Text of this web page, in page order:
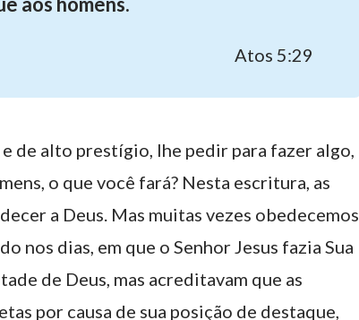
Atos 5:29
de alto prestígio, lhe pedir para fazer algo,
o que você fará? Nesta escritura, as
a Deus. Mas muitas vezes obedecemos
nos dias, em que o Senhor Jesus fazia Sua
de Deus, mas acreditavam que as
por causa de sua posição de destaque,